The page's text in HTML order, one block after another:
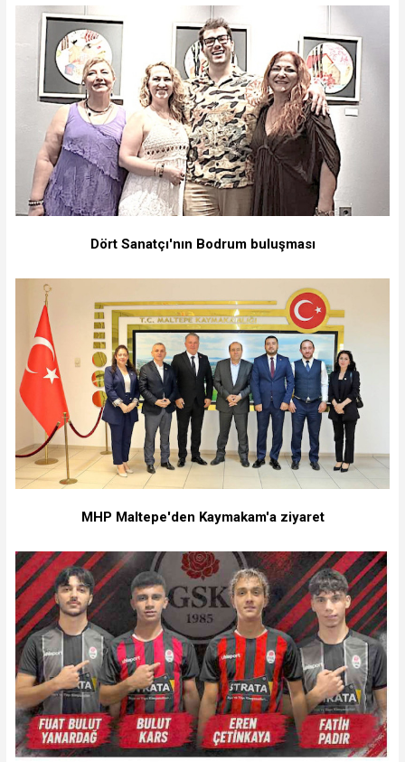
Dört Sanatçı'nın Bodrum buluşması
MHP Maltepe'den Kaymakam'a ziyaret